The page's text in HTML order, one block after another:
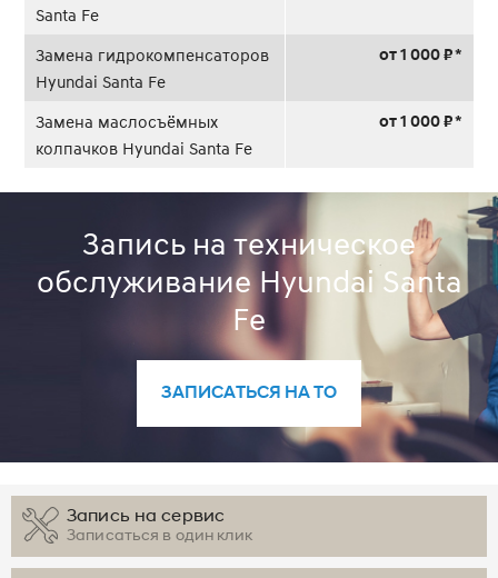
Santa Fe
Замена гидрокомпенсаторов
Hyundai Santa Fe
от 1 000 ₽ *
Замена маслосъёмных
колпачков Hyundai Santa Fe
от 1 000 ₽ *
Запись на техническое
обслуживание Hyundai Santa
Fe
ЗАПИСАТЬСЯ НА ТО
Запись на сервис
Записаться в один клик